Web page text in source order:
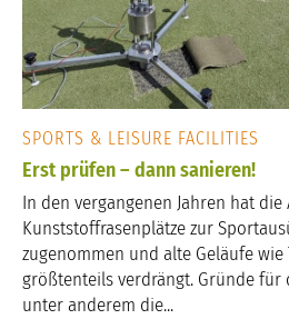
SPORTS & LEISURE FACILITIES
Erst prüfen – dann sanieren!
In den vergangenen Jahren hat die
Kunststoffrasenplätze zur
zugenommen und alte Geläufe wie
größtenteils verdrängt. Gründe für
unter anderem die...